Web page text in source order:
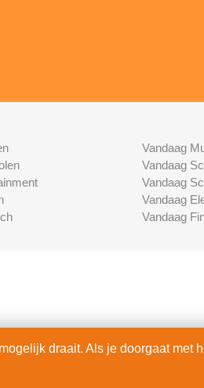
Vandaag
Vandaag
Vandaag
Vandaag
Vandaag
draait. Als je doorgaat met